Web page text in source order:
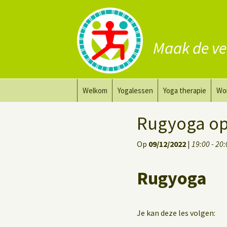
Maak de
Welkom Yogalessen
Prana Yoga Flow Basic
Yoga voor herstel
Yoga therapie
Yoga voor heling
Rugyoga
Op 09/12/2022 | 19:00 -
Rugyoga
Je kan deze les volgen: